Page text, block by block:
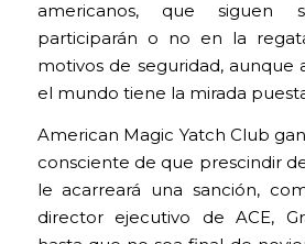
americanos, que siguen
participarán o no en la
motivos de seguridad, aunque
el mundo tiene la mirada
American Magic Yatch Club
consciente de que prescindir
le acarreará una sanción,
director ejecutivo de ACE,